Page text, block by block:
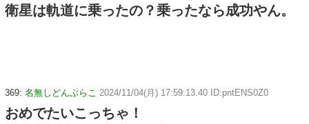
衛星は軌道に乗ったの？乗ったなら成功やん。
369: 名無しどんぶらこ 2024/11/04(月) 17:59:13.40 ID:pntENS0Z0
おめでたいこっちゃ！